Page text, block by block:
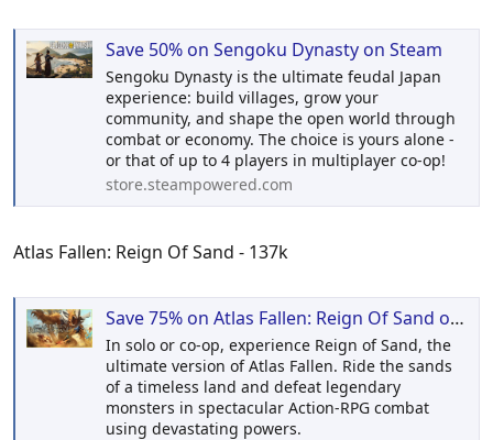
Save 50% on Sengoku Dynasty on Steam
Sengoku Dynasty is the ultimate feudal Japan
experience: build villages, grow your
community, and shape the open world through
combat or economy. The choice is yours alone -
or that of up to 4 players in multiplayer co-op!
store.steampowered.com
Atlas Fallen: Reign Of Sand - 137k
Save 75% on Atlas Fallen: Reign Of Sand on Steam
In solo or co-op, experience Reign of Sand, the
ultimate version of Atlas Fallen. Ride the sands
of a timeless land and defeat legendary
monsters in spectacular Action-RPG combat
using devastating powers.